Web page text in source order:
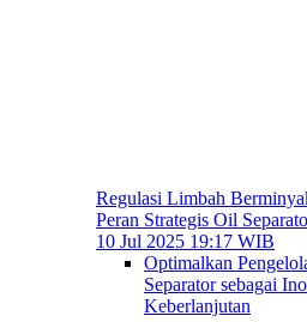
Regulasi Limbah
Peran Strategis Oil
10 Jul 2025 19:17 WIB
Optimalkan
Separator sebagai
Keberlanjutan